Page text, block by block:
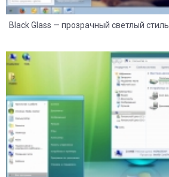
Black Glass — прозрачный светлый стиль